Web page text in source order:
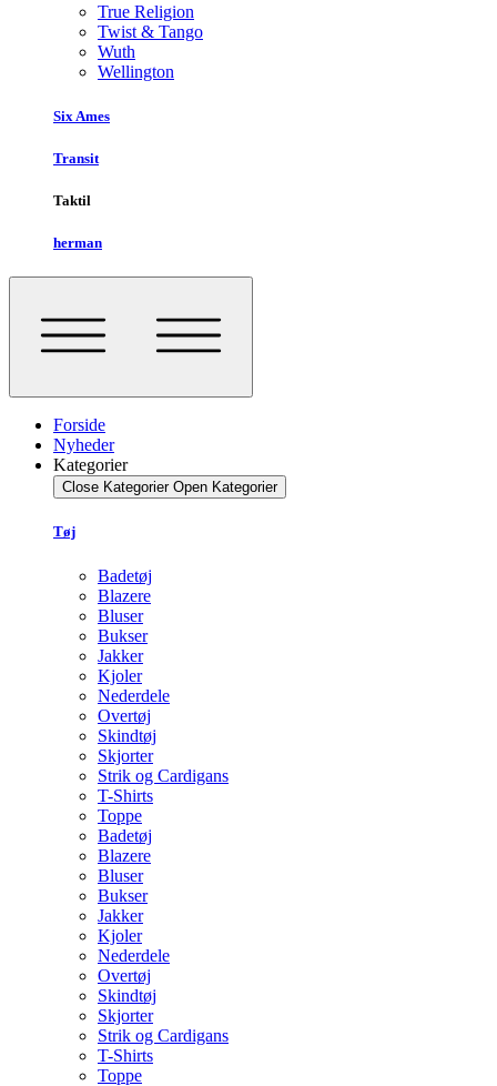
True Religion
Twist & Tango
Wuth
Wellington
Six Ames
Transit
Taktil
herman
Forside
Nyheder
Kategorier
Close Kategorier Open Kategorier
Tøj
Badetøj
Blazere
Bluser
Bukser
Jakker
Kjoler
Nederdele
Overtøj
Skindtøj
Skjorter
Strik og Cardigans
T-Shirts
Toppe
Badetøj
Blazere
Bluser
Bukser
Jakker
Kjoler
Nederdele
Overtøj
Skindtøj
Skjorter
Strik og Cardigans
T-Shirts
Toppe